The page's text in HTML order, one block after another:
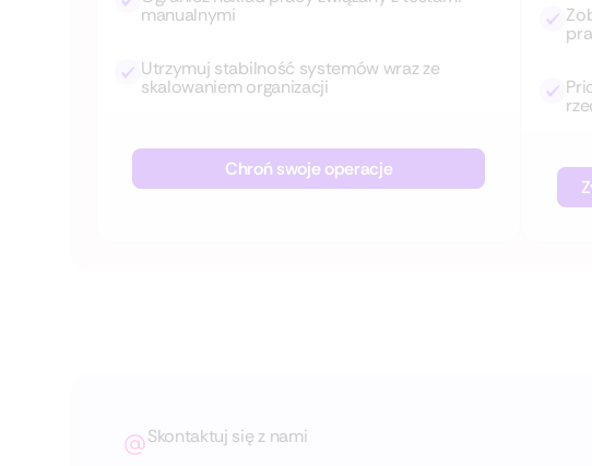
manualnymi
Utrzymuj stabilność systemów wraz ze
skalowaniem organizacji
Chroń swoje operacje
Skontaktuj się z nami